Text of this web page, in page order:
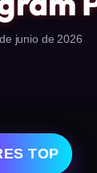
junio de 2026
TOP